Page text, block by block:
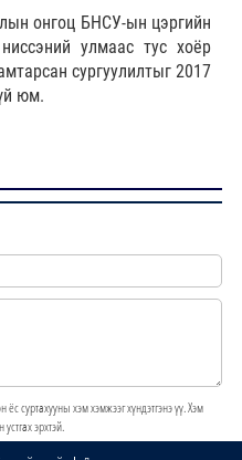
онгоц БНСУ-ын цэргийн
улмаас тус хоёр
сургуулилтыг 2017
юм.
ёс суртахууны хэм хэмжээг хүндэтгэнэ үү. Хэм
эрхтэй.